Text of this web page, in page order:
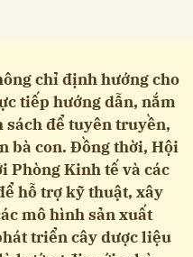
chỉ định hướng cho
tiếp hướng dẫn, nắm
sách để tuyên truyền,
bà con. Đồng thời, Hội
Phòng Kinh tế và các
hỗ trợ kỹ thuật, xây
mô hình sản xuất
triển cây dược liệu